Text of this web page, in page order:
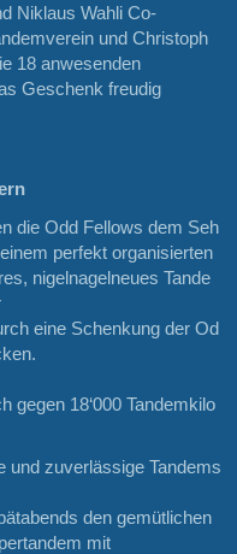
Niklaus Wahli Co-
und Christoph
18 anwesenden
Geschenk freudig
die Odd Fellows dem Seh
perfekt organisierten
nigelnagelneues Tande
eine Schenkung der Od
gegen 18‘000 Tandemkilo
und zuverlässige Tandems
den gemütlichen
mit